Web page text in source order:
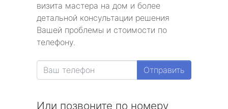
визита мастера на дом и более
детальной консультации решения
Вашей проблемы и стоимости по
телефону.
Отправить
Или позвоните по номеру